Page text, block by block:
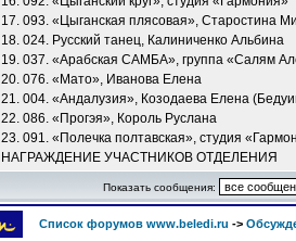
17. 093. «Цыганская плясовая», Старостина
18. 024. Русский танец, Калиниченко Альбина
19. 037. «Арабская САМБА», группа «Салям
20. 076. «Мато», Иванова Елена
21. 004. «Андалузия», Козодаева Елена
22. 086. «Прогэя», Король Руслана
23. 091. «Полечка полтавская», студия
НАГРАЖДЕНИЕ УЧАСТНИКОВ ОТДЕЛЕНИЯ
Показать сообщения:
Список форумов www.beledi.ru ->